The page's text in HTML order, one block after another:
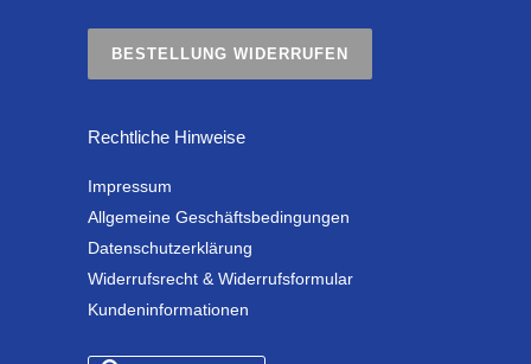
BESTELLUNG WIDERRUFEN
Rechtliche Hinweise
Impressum
Allgemeine Geschäftsbedingungen
Datenschutzerklärung
Widerrufsrecht & Widerrufsformular
Kundeninformationen